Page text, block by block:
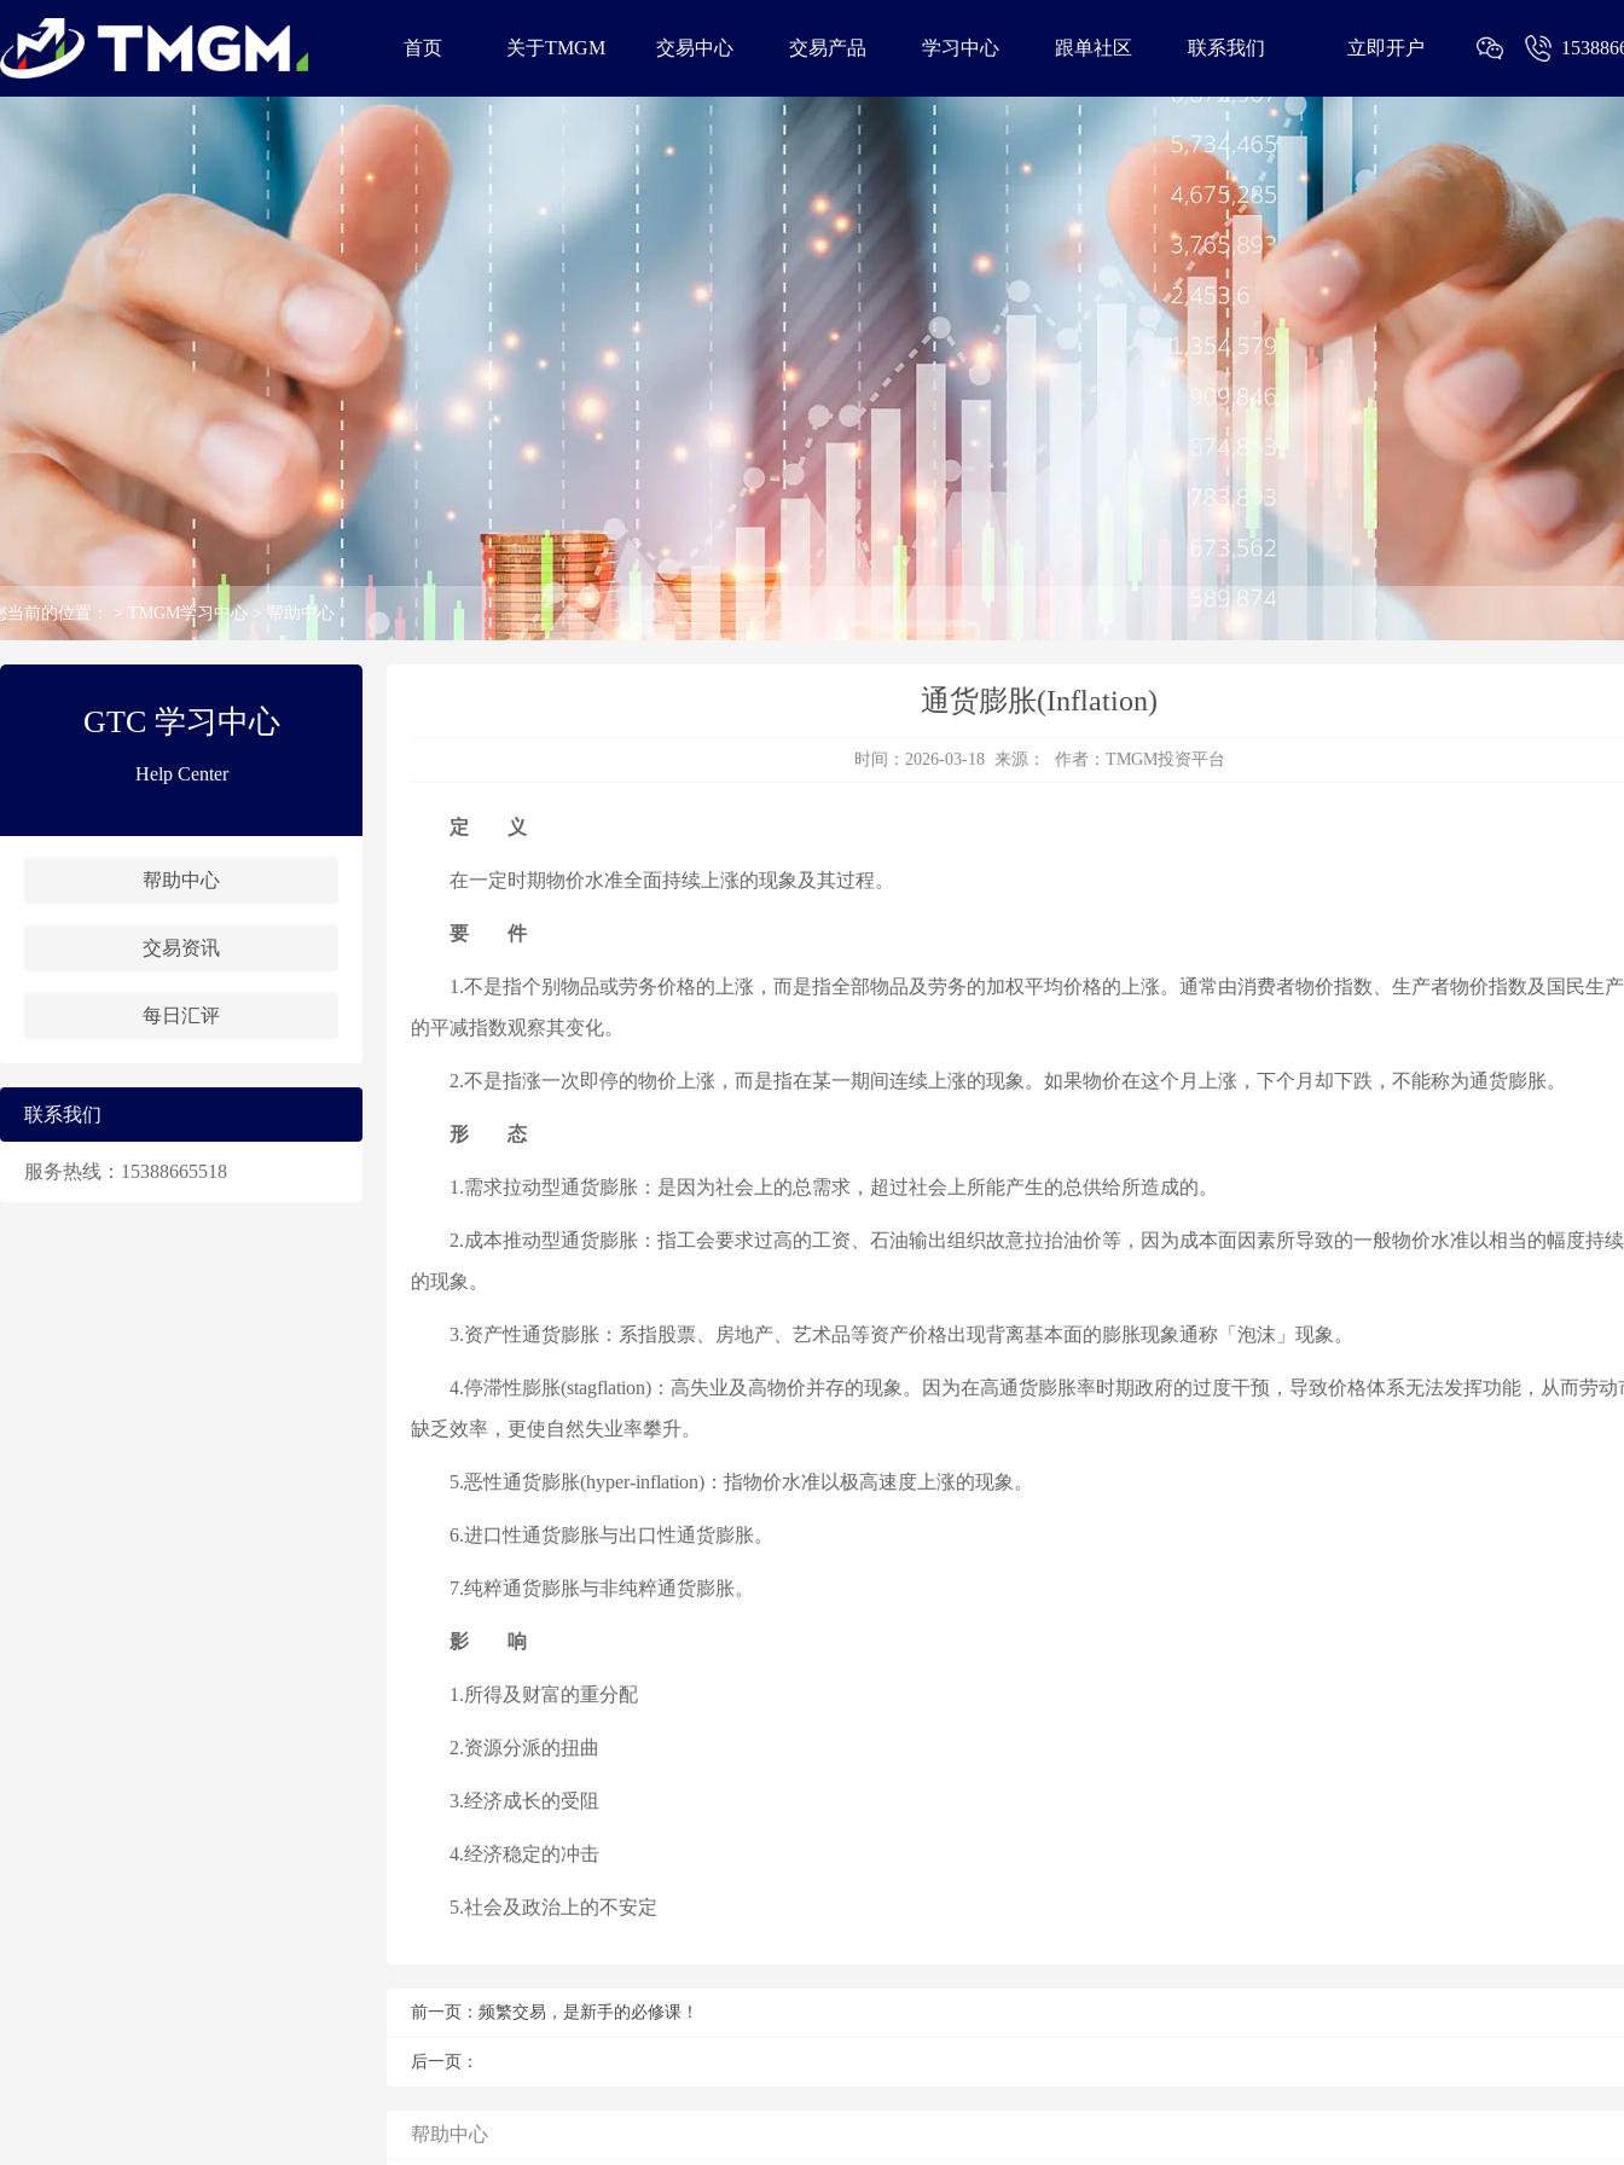
首页 关于TMGM 交易中心 交易产品 学习中心 跟单社区 联系我们 立即开户
当前的位置： > TMGM学习中心 > 帮助中心
GTC 学习中心
Help Center
帮助中心
交易资讯
每日汇评
联系我们
服务热线：15388665518
通货膨胀(Inflation)
时间：2026-03-18 来源： 作者：TMGM投资平台
定 义
在一定时期物价水准全面持续上涨的现象及其过程。
要 件
1.不是指个别物品或劳务价格的上涨，而是指全部物品及劳务的加权平均价格的上涨。通常由消费者物价指数、生产者物价指数及国民生
的平减指数观察其变化。
2.不是指涨一次即停的物价上涨，而是指在某一期间连续上涨的现象。如果物价在这个月上涨，下个月却下跌，不能称为通货膨胀。
形 态
1.需求拉动型通货膨胀：是因为社会上的总需求，超过社会上所能产生的总供给所造成的。
2.成本推动型通货膨胀：指工会要求过高的工资、石油输出组织故意拉抬油价等，因为成本面因素所导致的一般物价水准以相当的幅度持
的现象。
3.资产性通货膨胀：系指股票、房地产、艺术品等资产价格出现背离基本面的膨胀现象通称「泡沫」现象。
4.停滞性膨胀(stagflation)：高失业及高物价并存的现象。因为在高通货膨胀率时期政府的过度干预，导致价格体系无法发挥功能，从而劳动
缺乏效率，更使自然失业率攀升。
5.恶性通货膨胀(hyper-inflation)：指物价水准以极高速度上涨的现象。
6.进口性通货膨胀与出口性通货膨胀。
7.纯粹通货膨胀与非纯粹通货膨胀。
影 响
1.所得及财富的重分配
2.资源分派的扭曲
3.经济成长的受阻
4.经济稳定的冲击
5.社会及政治上的不安定
前一页： 频繁交易，是新手的必修课！
后一页：
帮助中心